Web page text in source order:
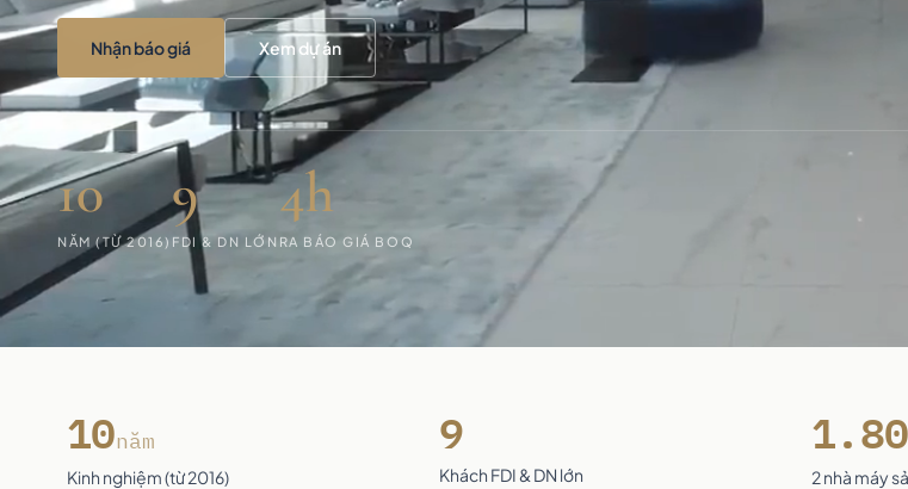
Nhận báo giá Xem dự án
10
NĂM (TỪ 2016)
9
FDI & DN LỚN
4h
RA BÁO GIÁ BOQ
10năm
Kinh nghiệm (từ 2016)
9
Khách FDI & DN lớn 2 nhà máy